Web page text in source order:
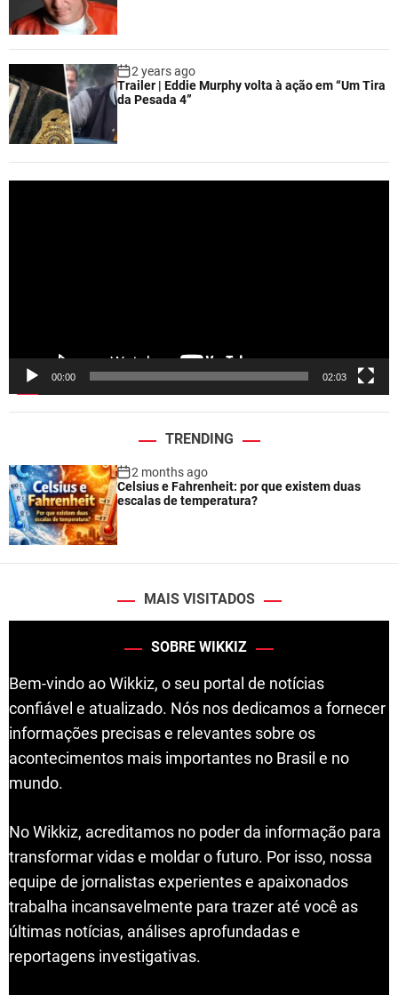
2 years ago
Trailer | Eddie Murphy volta à ação em “Um Tira
da Pesada 4”
00:00 02:03
TRENDING
2 months ago
Celsius e Fahrenheit: por que existem duas
escalas de temperatura?
MAIS VISITADOS
SOBRE WIKKIZ
Bem-vindo ao Wikkiz, o seu portal de notícias
confiável e atualizado. Nós nos dedicamos a fornecer
informações precisas e relevantes sobre os
acontecimentos mais importantes no Brasil e no
mundo.
No Wikkiz, acreditamos no poder da informação para
transformar vidas e moldar o futuro. Por isso, nossa
equipe de jornalistas experientes e apaixonados
trabalha incansavelmente para trazer até você as
últimas notícias, análises aprofundadas e
reportagens investigativas.